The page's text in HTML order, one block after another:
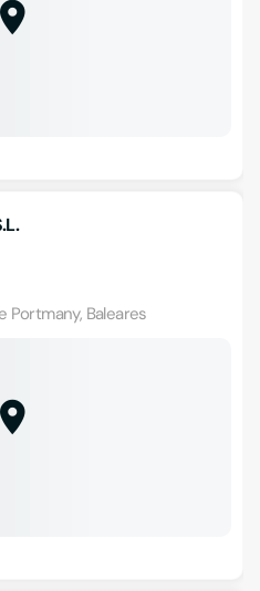
Portmany, Baleares